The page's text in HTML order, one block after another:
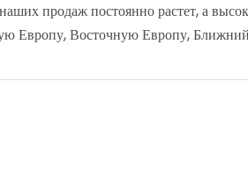
продаж постоянно растет, а
Европу, Восточную Европу,